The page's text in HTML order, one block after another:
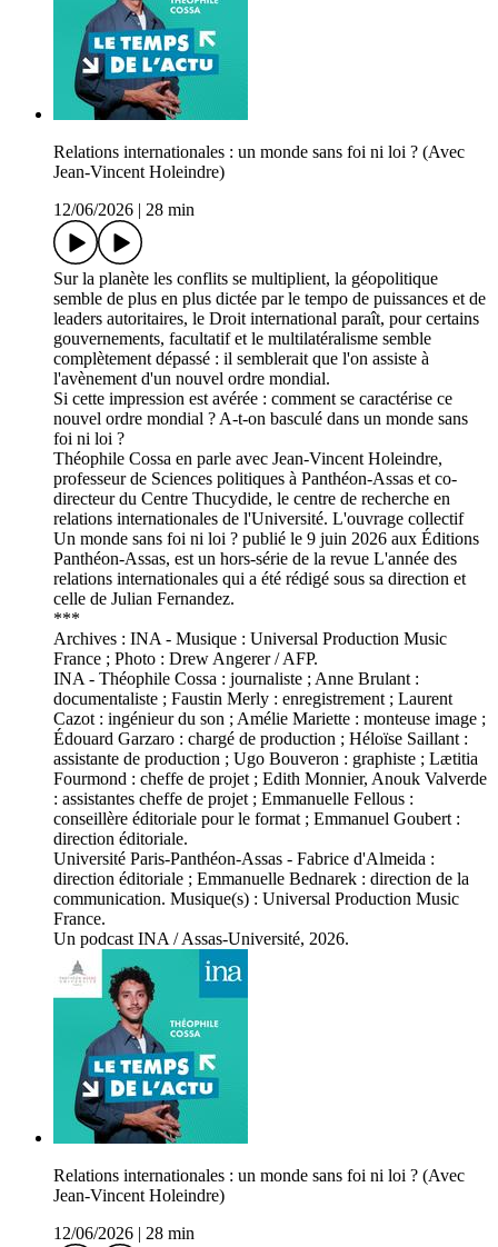
Relations internationales : un monde sans foi ni loi ? (Avec
Jean-Vincent Holeindre)
12/06/2026
28 min
Sur la planète les conflits se multiplient, la géopolitique
semble de plus en plus dictée par le tempo de puissances et de
leaders autoritaires, le Droit international paraît, pour certains
gouvernements, facultatif et le multilatéralisme semble
complètement dépassé : il semblerait que l'on assiste à
l'avènement d'un nouvel ordre mondial.
Si cette impression est avérée : comment se caractérise ce
nouvel ordre mondial ? A-t-on basculé dans un monde sans
foi ni loi ?
Théophile Cossa en parle avec Jean-Vincent Holeindre,
professeur de Sciences politiques à Panthéon-Assas et co-
directeur du Centre Thucydide, le centre de recherche en
relations internationales de l'Université. L'ouvrage collectif
Un monde sans foi ni loi ? publié le 9 juin 2026 aux Éditions
Panthéon-Assas, est un hors-série de la revue L'année des
relations internationales qui a été rédigé sous sa direction et
celle de Julian Fernandez.
***
Archives : INA - Musique : Universal Production Music
France ; Photo : Drew Angerer / AFP.
INA - Théophile Cossa : journaliste ; Anne Brulant :
documentaliste ; Faustin Merly : enregistrement ; Laurent
Cazot : ingénieur du son ; Amélie Mariette : monteuse image ;
Édouard Garzaro : chargé de production ; Héloïse Saillant :
assistante de production ; Ugo Bouveron : graphiste ; Lætitia
Fourmond : cheffe de projet ; Edith Monnier, Anouk Valverde
: assistantes cheffe de projet ; Emmanuelle Fellous :
conseillère éditoriale pour le format ; Emmanuel Goubert :
direction éditoriale.
Université Paris-Panthéon-Assas - Fabrice d'Almeida :
direction éditoriale ; Emmanuelle Bednarek : direction de la
communication. Musique(s) : Universal Production Music
France.
Un podcast INA / Assas-Université, 2026.
Relations internationales : un monde sans foi ni loi ? (Avec
Jean-Vincent Holeindre)
12/06/2026
28 min